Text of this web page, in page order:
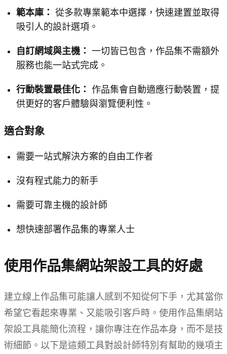
範本庫： 從多款專業範本中選擇，快速建置並取得
吸引人的設計選項。
自訂網域與主機： 一切皆已包含，作品集不需額外
服務也能一站式完成。
行動裝置最佳化： 作品集會自動適應行動裝置，提
供更好的客戶體驗與瀏覽便利性。
適合對象
需要一站式解決方案的自由工作者
沒有程式能力的新手
需要可靠主機的設計師
想快速部署作品集的專業人士
使用作品集網站架設工具的好處
建立線上作品集可能讓人感到不知從何下手，尤其當你
希望它看起來專業、又能吸引客戶時。使用作品集網站
架設工具能簡化流程，讓你專注在作品本身，而不是技
術細節。以下是這類工具對設計師特別有幫助的幾項主